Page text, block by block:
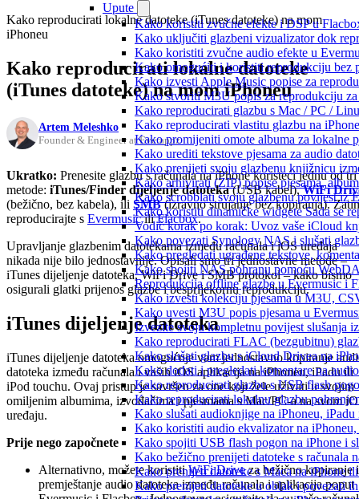
Upute
Kako koristiti zvučne efekte i DSP u
Kako uključiti glazbeni vizualizator dok
Kako koristiti zvučne audio efekte u
Kako omogućiti i koristiti reprodukciju bez
Kako izvesti Apple Music popise za
Kako stvoriti M3U popis za reprodukciju
Kako reproducirati glazbu s Mac / PC /
Kako reproducirati vlastitu glazbu na
Kako promijeniti omote albuma za lokalne
Kako urediti tekstove pjesama za audio
Kako prenijeti svoju glazbenu knjižnicu
Kako arhivirati (ZIP) popise pjesama,
Kako scrobblati svoju glazbenu povijest iz
Kako koristiti dinamičke widgete Sada se
Vodič korak po korak: Uvoz vaše iCloud
Kako povezati Synology NAS i slušati
Kako pregledati ugrađene tekstove,
Kako spojiti NAS pohranu pomoću
Reprodukcija offline glazbe u Evermusic i
Kako izvesti kolekciju pjesama u M3U,
Kako uvesti M3U popis pjesama u
Izvezite svoju kompletnu povijest slušanja
Kako reproducirati FLAC (bezgubitnu)
Kako slušati glazbu s iCloud Drivea na
Kako dodati i pregledati komentare na
Kako reproducirati glazbu s USB flash
Kako reproducirati lokalnu glazbu
Kako slušati audioknjige na iPhoneu,
Kako koristiti audio ekvalizator na
Kako spojiti USB flash pogon na iPhone i
Kako bežično prenijeti datoteke s računala
Kako prenijeti datoteke s Maca na iPhone
Kako prenijeti datoteke u oblak i povezati
Kako reproducirati lokalne datoteke (iTunes datoteke) na mom
iPhoneu
Kako reproducirati lokalne datoteke
(iTunes datoteke) na mom iPhoneu
Artem Meleshko
Founder & Engineer at Everappz
Ukratko: Prenesite glazbu s računala na iPhone koristeći jednu od tri
metode: iTunes/Finder dijeljenje datoteka(USB kabel),WiFi
(bežično, bez kabela), ili SMB(izravno strujanje bez kopiranja).
reproducirajte s EvermusiciliFlacbox.
Upravljanje glazbenim datotekama između računala i iOS uređaja
nikada nije bilo jednostavnije. Opisali smo tri jednostavne metode –
iTunes dijeljenje datoteka, WiFi Drive i SMB protokol – kako bismo
osigurali glatki prijenos glazbe i besprijekornu reprodukciju.
iTunes dijeljenje datoteka
iTunes dijeljenje datoteka omogućuje vam jednostavno kopiranje
datoteka između računala i vaših iOS aplikacija na iPhoneu, iPadu ili
iPod touchu. Ovaj pristup je savršen za one koji žele uživati u svojim
omiljenim albumima, izvođačima i pjesmama s Mac/PC-a na svom
uređaju.
Prije nego započnete
Alternativno, možete koristitiWiFi Driveza bežično kopiranje
premještanje audio datoteka između računala i aplikacija poput